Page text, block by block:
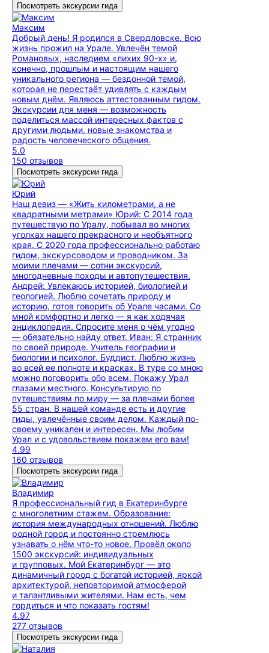
Посмотреть экскурсии гида
Максим
Добрый день! Я родился в Свердловске. Всю
жизнь прожил на Урале. Увлечён темой
Романовых, наследием «лихих 90-х» и,
конечно, прошлым и настоящим нашего
уникального региона — бездонной темой,
которая не перестаёт удивлять с каждым
новым днём. Являюсь аттестованным гидом.
Экскурсии для меня — возможность
поделиться массой интересных фактов с
другими людьми, новые знакомства и
радость человеческого общения.
5.0
150 отзывов
Посмотреть экскурсии гида
Юрий
Наш девиз — «Жить километрами, а не
квадратными метрами» Юрий: С 2014 года
путешествую по Уралу, побывал во многих
уголках нашего прекрасного и необъятного
края. С 2020 года профессионально работаю
гидом, экскурсоводом и проводником. За
моими плечами — сотни экскурсий,
многодневные походы и автопутешествия.
Андрей: Увлекаюсь историей, биологией и
геологией. Люблю сочетать природу и
историю, готов говорить об Урале часами. Со
мной комфортно и легко — я как ходячая
энциклопедия. Спросите меня о чём угодно
— обязательно найду ответ. Иван: Я странник
по своей природе. Учитель географии и
биологии и психолог. Буддист. Люблю жизнь
во всей ее полноте и красках. В туре со мною
можно поговорить обо всем. Покажу Урал
глазами местного. Консультирую по
путешествиям по миру — за плечами более
55 стран. В нашей команде есть и другие
гиды, увлечённые своим делом. Каждый по-
своему уникален и интересен. Мы любим
Урал и с удовольствием покажем его вам!
4.99
160 отзывов
Посмотреть экскурсии гида
Владимир
Я профессиональный гид в Екатеринбурге
с многолетним стажем. Образование:
история международных отношений. Люблю
родной город и постоянно стремлюсь
узнавать о нём что-то новое. Провёл около
1500 экскурсий: индивидуальных
и групповых. Мой Екатеринбург — это
динамичный город с богатой историей, яркой
архитектурой, неповторимой атмосферой
и талантливыми жителями. Нам есть, чем
гордиться и что показать гостям!
4.97
277 отзывов
Посмотреть экскурсии гида